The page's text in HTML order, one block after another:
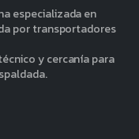
especializada en
por transportadores
y cercanía para